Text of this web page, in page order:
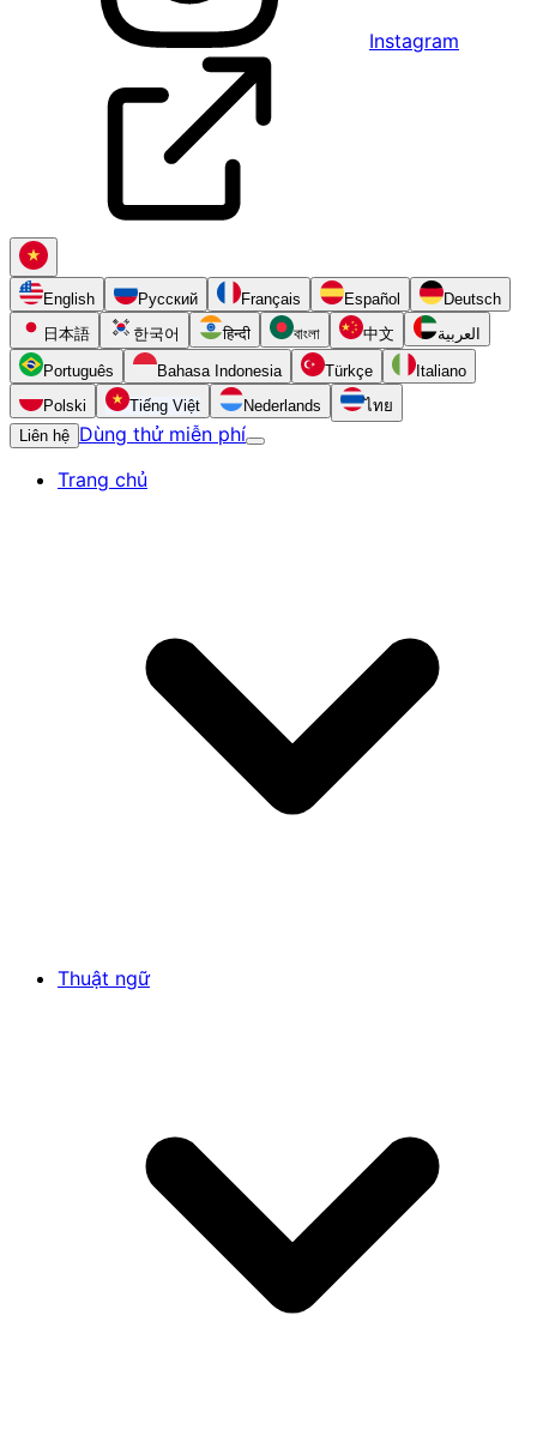
Instagram
English Русский Français Español
Deutsch
日本語
한국어 हिन्दी বাংলা 中文 العربية
Português Bahasa Indonesia Türkçe
Italiano
Polski
Tiếng Việt Nederlands
ไทย
Liên hệ Dùng thử miễn phí
Trang chủ
Thuật ngữ